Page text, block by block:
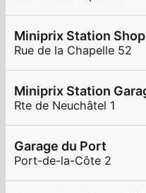
Miniprix Station
Rue de la Chapelle 52
Rte de Neuchâtel 1
Garage du Port
Port-de-la-Côte 2